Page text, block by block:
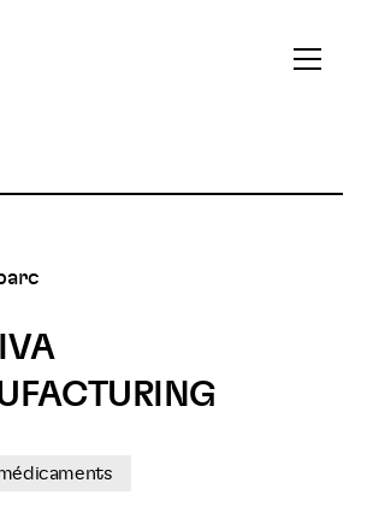
Ouvrir